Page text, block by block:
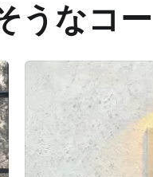
うなコ